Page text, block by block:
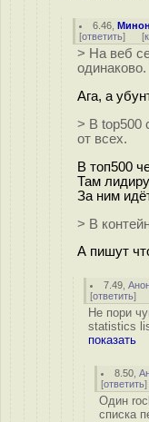
6.46 ,
[ответить] [
> На веб
одинаково.
Ага, а
> В top500
от всех.
В топ500
Там
За ним
> В
А пишут
7.49 ,
[ответить]
Не пори
statistics
показать
8.50 ,
[ответить]
Один
списка